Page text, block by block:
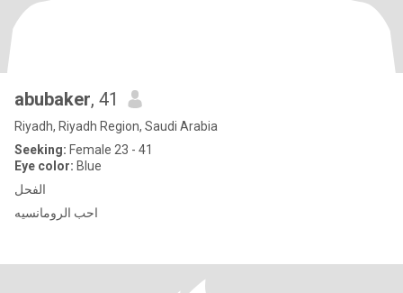
abubaker, 41
Riyadh, Riyadh Region, Saudi Arabia
Seeking: Female 23 - 41
Eye color: Blue
الفحل
احب الرومانسيه